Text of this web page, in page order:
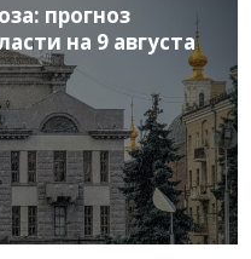
прогноз
на 9 августа